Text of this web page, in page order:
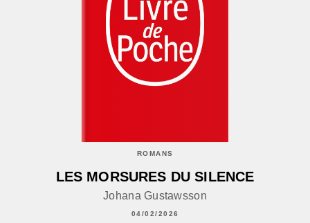
ROMANS
LES MORSURES DU SILENCE
Johana Gustawsson
04/02/2026